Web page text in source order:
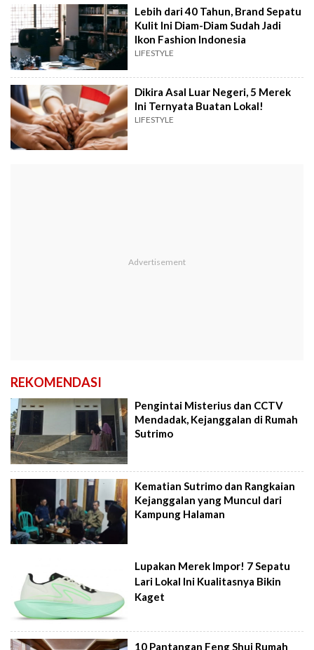
Lebih dari 40 Tahun, Brand Sepatu
Kulit Ini Diam-Diam Sudah Jadi
Ikon Fashion Indonesia
LIFESTYLE
Dikira Asal Luar Negeri, 5 Merek
Ini Ternyata Buatan Lokal!
LIFESTYLE
REKOMENDASI
Pengintai Misterius dan CCTV
Mendadak, Kejanggalan di Rumah
Sutrimo
Kematian Sutrimo dan Rangkaian
Kejanggalan yang Muncul dari
Kampung Halaman
Lupakan Merek Impor! 7 Sepatu
Lari Lokal Ini Kualitasnya Bikin
Kaget
10 Pantangan Feng Shui Rumah